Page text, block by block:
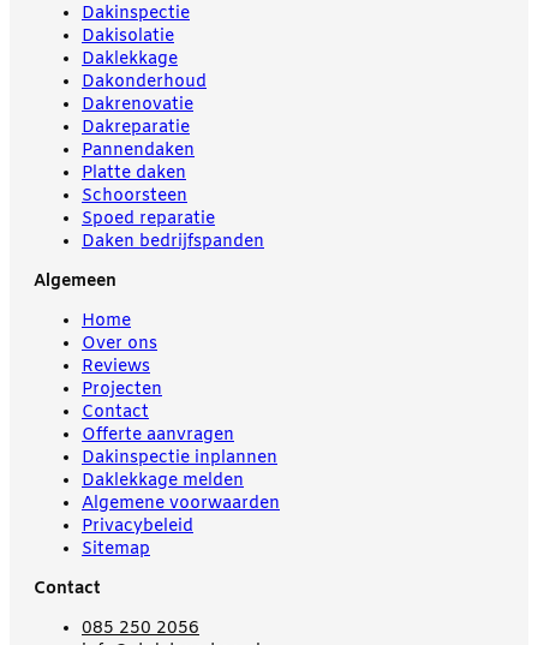
Dakinspectie
Dakisolatie
Daklekkage
Dakonderhoud
Dakrenovatie
Dakreparatie
Pannendaken
Platte daken
Schoorsteen
Spoed reparatie
Daken bedrijfspanden
Algemeen
Home
Over ons
Reviews
Projecten
Contact
Offerte aanvragen
Dakinspectie inplannen
Daklekkage melden
Algemene voorwaarden
Privacybeleid
Sitemap
Contact
085 250 2056